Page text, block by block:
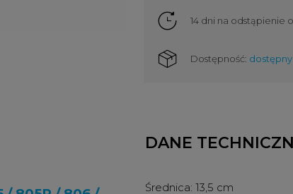
kosztów płatności
14 dni na odstąpienie
Dostępność: dostępny
DANE
Średnica: 13,5 cm